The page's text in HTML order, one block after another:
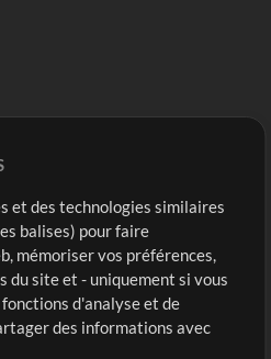
Compte
Connexion
S'inscrire
et des technologies similaires
balises) pour faire
mémoriser vos préférences,
du site et - uniquement si vous
d'analyse et de
des informations avec